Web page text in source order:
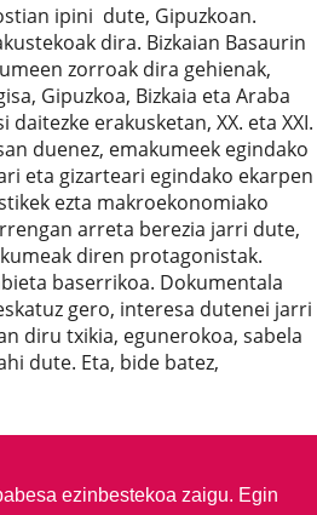
ipini dute, Gipuzkoan.
dira. Bizkaian Basaurin
zorroak dira gehienak,
Gipuzkoa, Bizkaia eta Araba
erakusketan, XX. eta XXI.
duenez, emakumeek egindako
eta gizarteari egindako ekarpen
ezta makroekonomiako
arreta berezia jarri dute,
diren protagonistak.
baserrikoa. Dokumentala
gero, interesa dutenei jarri
diru txikia, egunerokoa, sabela
dute. Eta, bide batez,
ezinbestekoa zaigu. Egin